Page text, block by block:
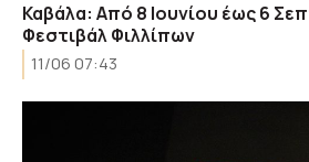
Καβάλα: Από 8 Ιουνίου έως 6
Φεστιβάλ Φιλλίπων
11/06 07:43